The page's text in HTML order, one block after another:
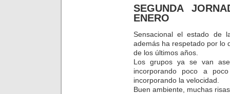
SEGUNDA
ENERO
Sensacional el estado de
además ha respetado por lo
de los últimos años.
Los grupos ya se van
incorporando poco a
incorporando la velocidad.
Buen ambiente, muchas